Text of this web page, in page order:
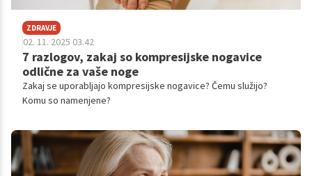
ZDRAVJE
02. 11. 2025 03.42
7 razlogov, zakaj so kompresijske nogavice
odlične za vaše noge
Zakaj se uporabljajo kompresijske nogavice? Čemu služijo?
Komu so namenjene?